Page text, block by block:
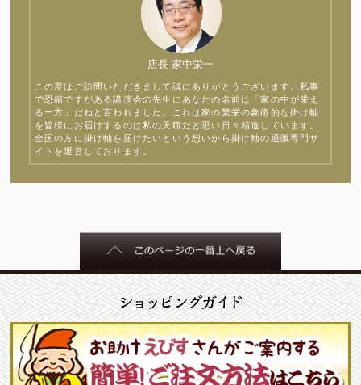
店長 家中栄一
この度はご訪問いただきまして誠にありがとうございます。私事
で恐縮ですがある講演会の先生にあなたの名前は「家の中が栄え
る一方」だねと言われました。これは家の繁栄の象徴的な掛け軸
を皆様にお届けするのは私の天職だと思い日々精進しています。
全国の方に掛け軸を届けたいという想いから掛け軸の通販専門サ
イトを運営しております。